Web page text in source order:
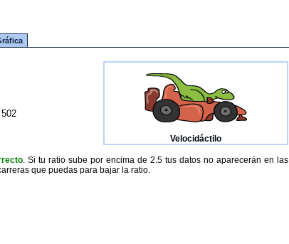
502
Velocidáctilo
. Si tu ratio sube por encima de 2.5 tus datos no aparecerán en las
que puedas para bajar la ratio.